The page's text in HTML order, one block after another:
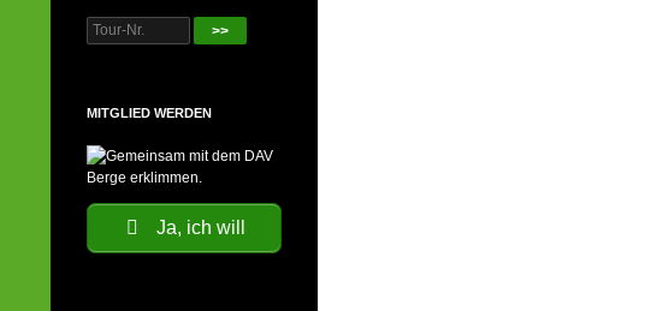
>>
MITGLIED WERDEN
Ja, ich will